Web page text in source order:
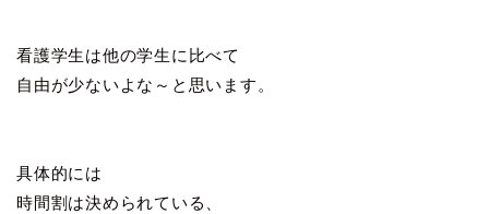
看護学生は他の学生に比べて
自由が少ないよな～と思います。
具体的には
時間割は決められている、